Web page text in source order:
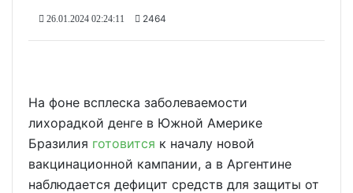
26.01.2024 02:24:11 2464
На фоне всплеска заболеваемости
лихорадкой денге в Южной Америке
Бразилия готовится к началу новой
вакцинационной кампании, а в Аргентине
наблюдается дефицит средств для защиты от